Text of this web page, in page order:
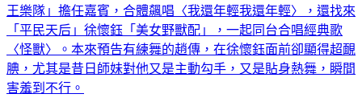
61歲「搖滾歌王」趙傳今（27）晚在北流開唱，除了邀請「老
王樂隊」擔任嘉賓，合體飆唱〈我還年輕我還年輕〉，還找來
「平民天后」徐懷鈺「美女野獸配」，一起同台合唱經典歌
〈怪獸〉。本來預告有練舞的趙傳，在徐懷鈺面前卻顯得超靦
腆，尤其是昔日師妹對他又是主動勾手，又是貼身熱舞，瞬間